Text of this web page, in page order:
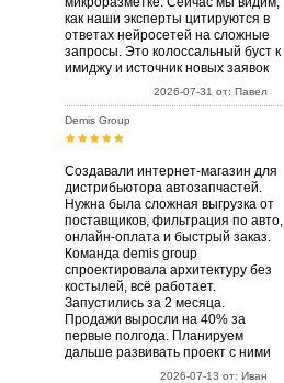
как наши эксперты цитируются в
ответах нейросетей на сложные
запросы. Это колоссальный буст к
имиджу и источник новых заявок
2026-07-31 от: Павел
Demis Group
Создавали интернет-магазин для
дистрибьютора автозапчастей.
Нужна была сложная выгрузка от
поставщиков, фильтрация по авто,
онлайн-оплата и быстрый заказ.
Команда demis group
спроектировала архитектуру без
костылей, всё работает.
Запустились за 2 месяца.
Продажи выросли на 40% за
первые полгода. Планируем
дальше развивать проект с ними
2026-07-13 от: Иван